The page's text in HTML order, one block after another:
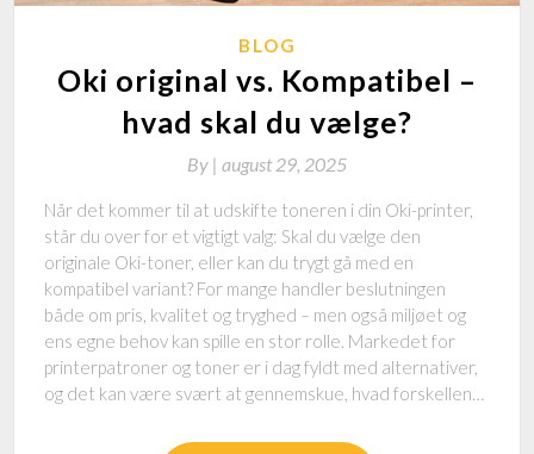
BLOG
Oki original vs. Kompatibel –
hvad skal du vælge?
By | august 29, 2025
Når det kommer til at udskifte toneren i din Oki-printer,
står du over for et vigtigt valg: Skal du vælge den
originale Oki-toner, eller kan du trygt gå med en
kompatibel variant? For mange handler beslutningen
både om pris, kvalitet og tryghed – men også miljøet og
ens egne behov kan spille en stor rolle. Markedet for
printerpatroner og toner er i dag fyldt med alternativer,
og det kan være svært at gennemskue, hvad forskellen…